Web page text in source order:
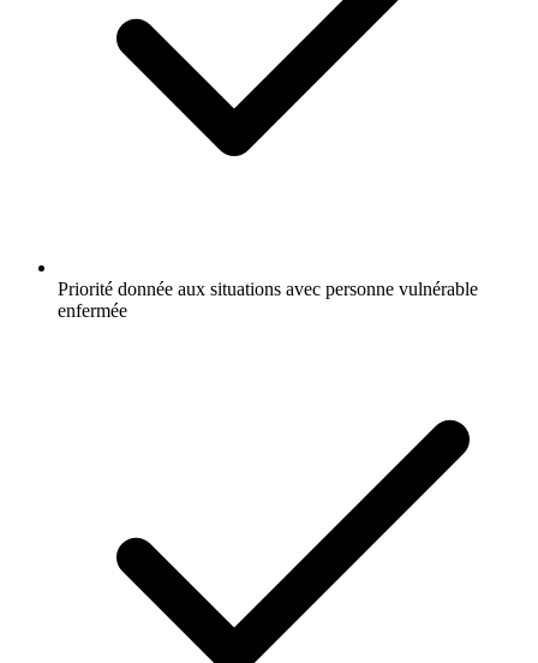
Priorité donnée aux situations avec personne vulnérable
enfermée